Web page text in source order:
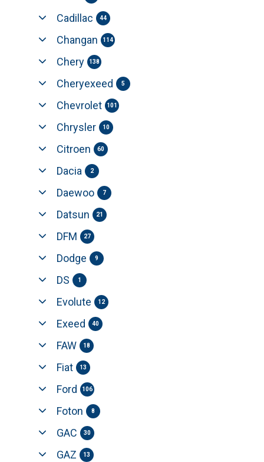
Cadillac
44
Changan 114
Chery 138
Cheryexeed 5
Chevrolet 101
Chrysler 10
Citroen 60
Dacia 2
Daewoo 7
Datsun 21
DFM 27
Dodge 9
DS 1
Evolute 12
Exeed 40
FAW 18
Fiat 13
Ford 106
Foton 8
GAC 30
GAZ 13